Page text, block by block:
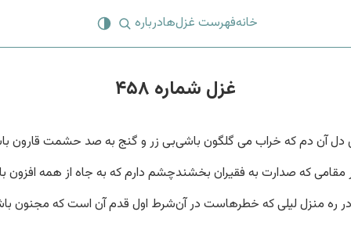
خانهفهرست غزل‌هادرباره
غزل شماره ۴۵۸
دل آن دم که خراب می گلگون باشیبی زر و گنج به صد حشمت قارون
مقامی که صدارت به فقیران بخشندچشم دارم که به جاه از همه افزون
در ره منزل لیلی که خطرهاست در آنشرط اول قدم آن است که مجنون